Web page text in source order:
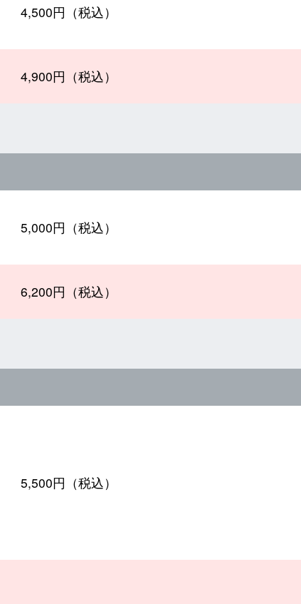
4,500円（税込）
4,900円（税込）
5,000円（税込）
6,200円（税込）
5,500円（税込）